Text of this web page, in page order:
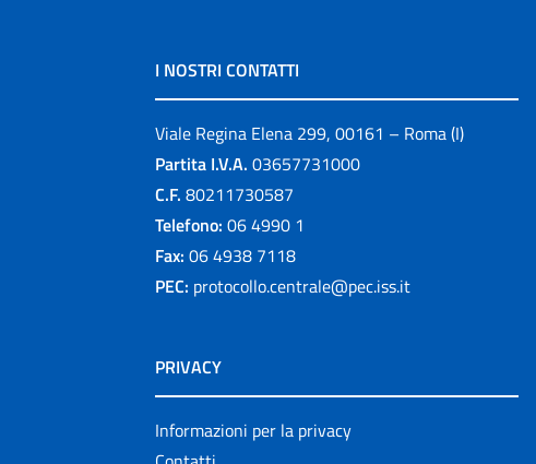
I NOSTRI CONTATTI
Viale Regina Elena 299, 00161 – Roma (I)
Partita I.V.A. 03657731000
C.F. 80211730587
Telefono: 06 4990 1
Fax: 06 4938 7118
PEC: protocollo.centrale@pec.iss.it
PRIVACY
Informazioni per la privacy